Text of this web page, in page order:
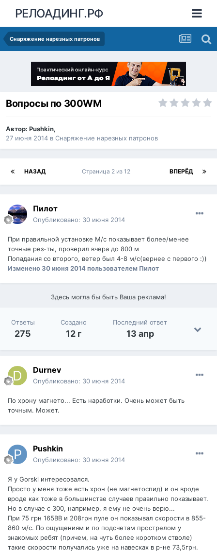
РЕЛОАДИНГ.РФ
Снаряжение нарезных патронов
Вопросы по 300WM
Автор: Pushkin,
27 июня 2014 в Снаряжение нарезных патронов
НАЗАД ВПЕРЁД
Страница 2 из 12
Пилот
Опубликовано: 30 июня 2014
При правильной установке М/с показывает более/менее
точные рез-ты, проверил вчера до 800 м
Попадания со второго, ветер был 4-8 м/с(вернее с первого :))
Изменено30 июня 2014пользователем Пилот
Здесь могла бы быть Ваша реклама!
Ответы
275
Создано
12 г
Последний ответ
13 апр
Durnev
Опубликовано: 30 июня 2014
По хрону магнето... Есть наработки. Очень может быть
точным. Может.
Pushkin
Опубликовано: 30 июня 2014
Я у Gorski интересовался.
Просто у меня тоже есть хрон (не магнетоспид) и он вроде
вроде как тоже в большинстве случаев правильно показывает.
Но в случае с 300, например, я ему не очень верю...
При 75 грн 165ВВ и 208грн пуле он показывал скорости в 855-
860 м/с. По ощущениям и по подсчетам прострелом у
знакомых ребят (причем, на чуть более коротком стволе)
такие скорости получались уже на навесках в р-не 73,5грн.